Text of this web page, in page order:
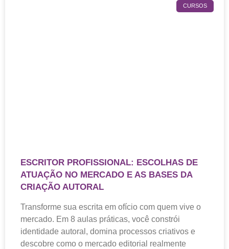
CURSOS
ESCRITOR PROFISSIONAL: ESCOLHAS DE
ATUAÇÃO NO MERCADO E AS BASES DA
CRIAÇÃO AUTORAL
Transforme sua escrita em ofício com quem vive o
mercado. Em 8 aulas práticas, você constrói
identidade autoral, domina processos criativos e
descobre como o mercado editorial realmente